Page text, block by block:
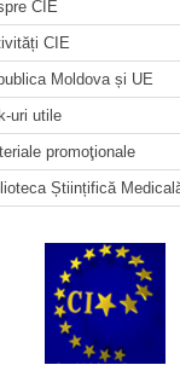
CIE
CIE
Moldova și UE
uri utile
promoţionale
Științifică